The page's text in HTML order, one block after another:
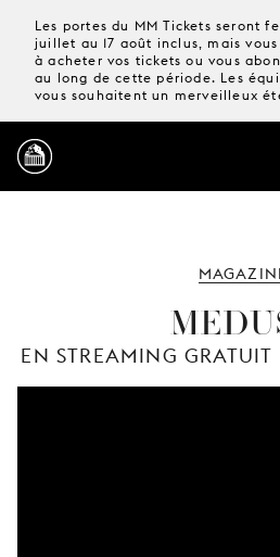
Les portes du MM Tickets seront
juillet au 17 août inclus, mais
à acheter vos tickets ou vous
au long de cette période. Les
vous souhaitent un merveilleux
EN STREAMING GRATUIT